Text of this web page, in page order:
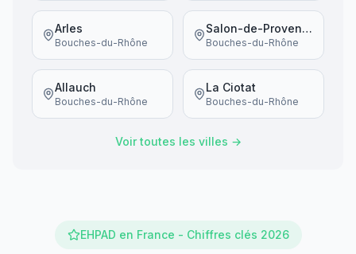
Arles
Bouches-du-Rhône
Salon-de-Provence
Bouches-du-Rhône
Allauch
Bouches-du-Rhône
La Ciotat
Bouches-du-Rhône
Voir toutes les villes →
EHPAD en France - Chiffres clés 2026